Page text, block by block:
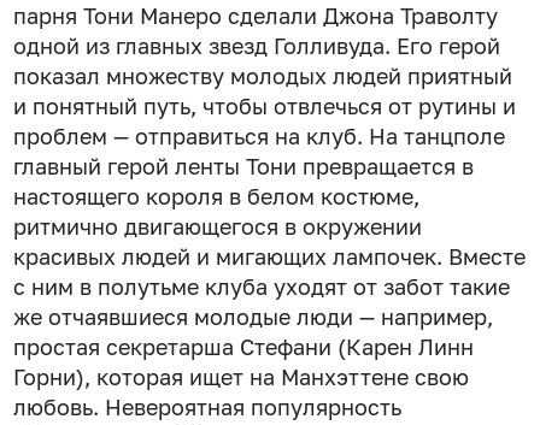
парня Тони Манеро сделали Джона Траволту
одной из главных звезд Голливуда. Его герой
показал множеству молодых людей приятный
и понятный путь, чтобы отвлечься от рутины и
проблем — отправиться на клуб. На танцполе
главный герой ленты Тони превращается в
настоящего короля в белом костюме,
ритмично двигающегося в окружении
красивых людей и мигающих лампочек. Вместе
с ним в полутьме клуба уходят от забот такие
же отчаявшиеся молодые люди — например,
простая секретарша Стефани (Карен Линн
Горни), которая ищет на Манхэттене свою
любовь. Невероятная популярность